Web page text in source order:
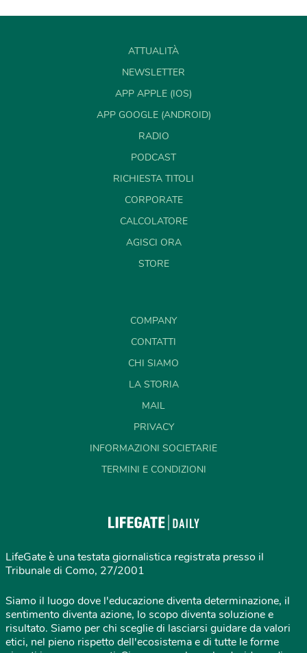
ATTUALITÀ
NEWSLETTER
APP APPLE (IOS)
APP GOOGLE (ANDROID)
RADIO
PODCAST
RICHIESTA TITOLI
CORPORATE
CALCOLATORE
AGISCI ORA
STORE
COMPANY
CONTATTI
CHI SIAMO
LA STORIA
MAIL
PRIVACY
INFORMAZIONI SOCIETARIE
TERMINI E CONDIZIONI
LifeGate è una testata giornalistica registrata presso il
Tribunale di Como, 27/2001
Siamo il luogo dove l'educazione diventa determinazione, il
sentimento diventa azione, lo scopo diventa soluzione e
risultato. Siamo per chi sceglie di lasciarsi guidare da valori
etici, nel pieno rispetto dell'ecosistema e di tutte le forme